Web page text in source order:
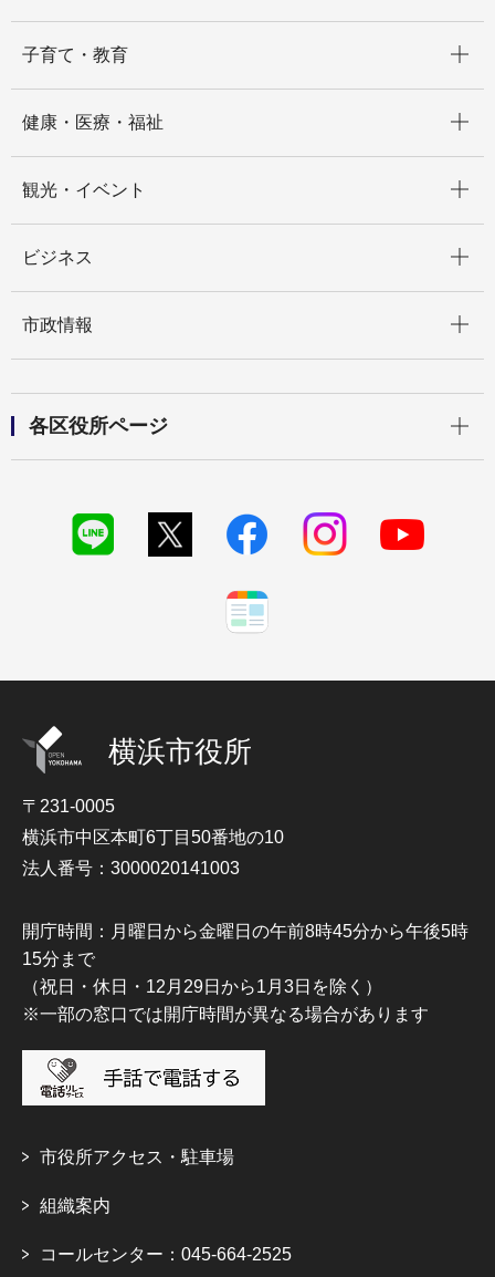
子育て・教育
健康・医療・福祉
観光・イベント
ビジネス
市政情報
各区役所ページ
横浜市役所
〒231-0005
横浜市中区本町6丁目50番地の10
法人番号：3000020141003
開庁時間：月曜日から金曜日の午前8時45分から午後5時
15分まで
（祝日・休日・12月29日から1月3日を除く）
※一部の窓口では開庁時間が異なる場合があります
市役所アクセス・駐車場
組織案内
コールセンター：045-664-2525